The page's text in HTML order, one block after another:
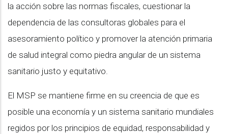
la acción sobre las normas fiscales, cuestionar la
dependencia de las consultoras globales para el
asesoramiento político y promover la atención primaria
de salud integral como piedra angular de un sistema
sanitario justo y equitativo.
El MSP se mantiene firme en su creencia de que es
posible una economía y un sistema sanitario mundiales
regidos por los principios de equidad, responsabilidad y